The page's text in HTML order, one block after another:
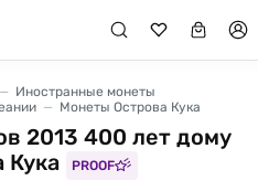
Иностранные монеты
Монеты Острова Кука
2013 400 лет дому
Кука
PROOF